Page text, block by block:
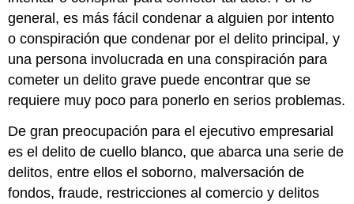
general, es más fácil condenar a alguien por intento
o conspiración que condenar por el delito principal, y
una persona involucrada en una conspiración para
cometer un delito grave puede encontrar que se
requiere muy poco para ponerlo en serios problemas.
De gran preocupación para el ejecutivo empresarial
es el delito de cuello blanco, que abarca una serie de
delitos, entre ellos el soborno, malversación de
fondos, fraude, restricciones al comercio y delitos